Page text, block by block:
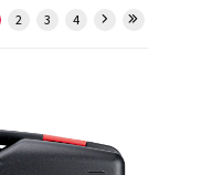
2 3 4